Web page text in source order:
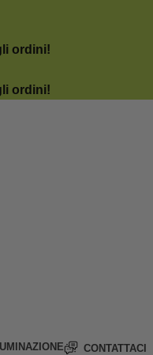
ordini!
ordini!
CONTATTACI